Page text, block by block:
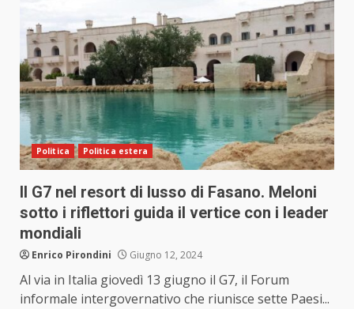
Politica Politica estera
Il G7 nel resort di lusso di Fasano. Meloni
sotto i riflettori guida il vertice con i leader
mondiali
Enrico Pirondini Giugno 12, 2024
Al via in Italia giovedì 13 giugno il G7, il Forum
informale intergovernativo che riunisce sette Paesi...